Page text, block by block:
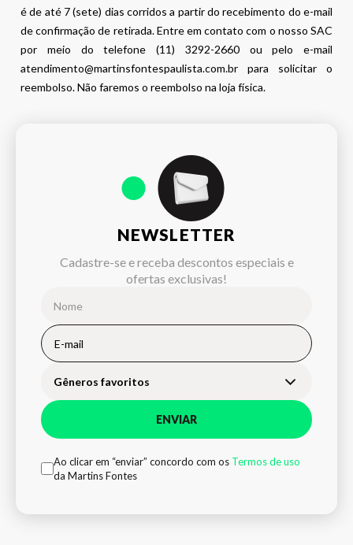
é de até 7 (sete) dias corridos a partir do recebimento do e-mail
de confirmação de retirada. Entre em contato com o nosso SAC
por meio do telefone (11) 3292-2660 ou pelo e-mail
atendimento@martinsfontespaulista.com.br para solicitar o
reembolso. Não faremos o reembolso na loja física.
NEWSLETTER
Cadastre-se e receba descontos especiais e
ofertas exclusivas!
Gêneros favoritos
ENVIAR
Ao clicar em “enviar” concordo com os Termos de uso
da Martins Fontes